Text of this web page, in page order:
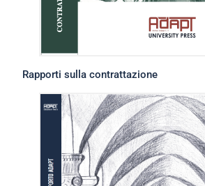
Rapporti sulla contrattazione